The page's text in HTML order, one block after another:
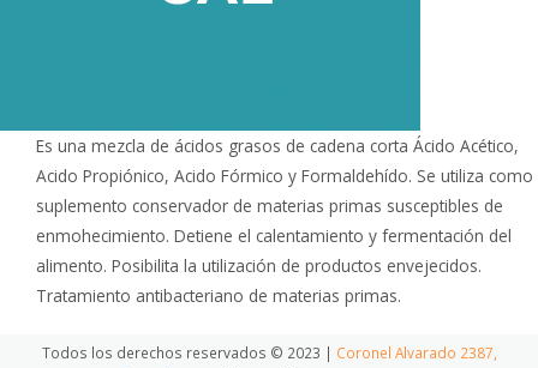
Es una mezcla de ácidos grasos de cadena corta Ácido Acético,
Acido Propiónico, Acido Fórmico y Formaldehído. Se utiliza como
suplemento conservador de materias primas susceptibles de
enmohecimiento. Detiene el calentamiento y fermentación del
alimento. Posibilita la utilización de productos envejecidos.
Tratamiento antibacteriano de materias primas.
Todos los derechos reservados © 2023 | Coronel Alvarado 2387,